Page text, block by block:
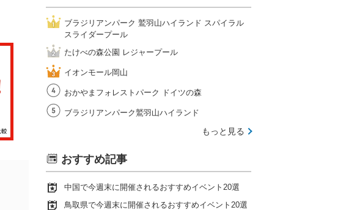
ブラジリアンパーク 鷲羽山ハイランド スパイラル
スライダープール
たけべの森公園 レジャープール
イオンモール岡山
おかやまフォレストパーク ドイツの森
ブラジリアンパーク鷲羽山ハイランド
もっと見る
おすすめ記事
中国で今週末に開催されるおすすめイベント20選
鳥取県で今週末に開催されるおすすめイベント20選